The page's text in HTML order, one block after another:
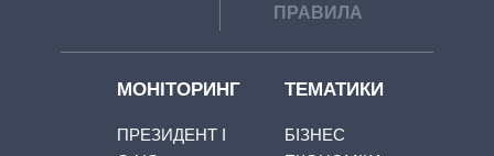
ПРАВИЛА
МОНІТОРИНГ
ПРЕЗИДЕНТ І
ТЕМАТИКИ
БІЗНЕС